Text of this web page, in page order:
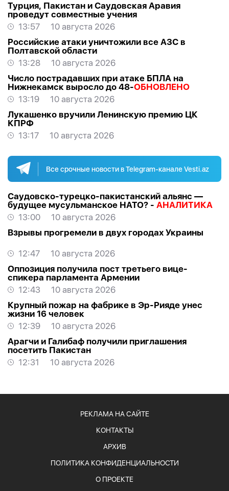
Турция, Пакистан и Саудовская Аравия
проведут совместные учения
13:57
10 августа 2026
Российские атаки уничтожили все АЗС в
Полтавской области
13:28
10 августа 2026
Число пострадавших при атаке БПЛА на
Нижнекамск выросло до 48-ОБНОВЛЕНО
13:19
10 августа 2026
Лукашенко вручили Ленинскую премию ЦК
КПРФ
13:17
10 августа 2026
Все срочные новости в Telegram-канале Vesti.az
Саудовско-турецко-пакистанский альянс —
будущее мусульманское НАТО? - АНАЛИТИКА
13:00
10 августа 2026
Взрывы прогремели в двух городах Украины
12:47
10 августа 2026
Оппозиция получила пост третьего вице-
спикера парламента Армении
12:43
10 августа 2026
Крупный пожар на фабрике в Эр-Рияде унес
жизни 16 человек
12:39
10 августа 2026
Арагчи и Галибаф получили приглашения
посетить Пакистан
12:31
10 августа 2026
РЕКЛАМА НА САЙТЕ
КОНТАКТЫ
АРХИВ
ПОЛИТИКА КОНФИДЕНЦИАЛЬНОСТИ
О ПРОЕКТЕ